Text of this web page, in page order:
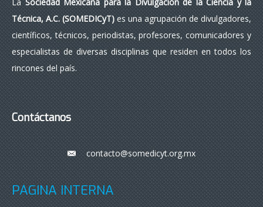
Técnica, A.C. (SOMEDICyT)es una agrupación de divulgadores,
científicos, técnicos, periodistas, profesores, comunicadores y
especialistas de diversas disciplinas que residen en todos los
rincones del país.
Contáctanos
___contacto@somedicyt.org.mx
PÁGINA INTERNA